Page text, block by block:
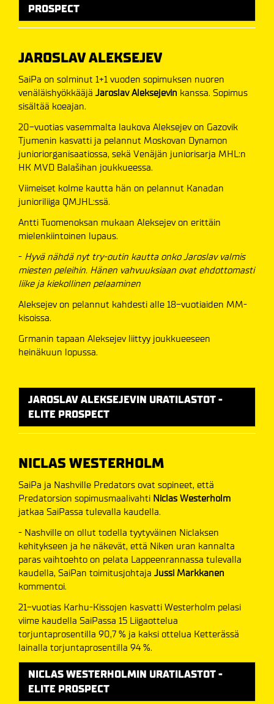
PROSPECT
JAROSLAV ALEKSEJEV
SaiPa on solminut 1+1 vuoden sopimuksen nuoren
venäläishyökkääjä Jaroslav Aleksejevin kanssa. Sopimus
sisältää koeajan.
20-vuotias vasemmalta laukova Aleksejev on Gazovik
Tjumenin kasvatti ja pelannut Moskovan Dynamon
junioriorganisaatiossa, sekä Venäjän juniorisarja MHL:n
HK MVD Balašihan joukkueessa.
Viimeiset kolme kautta hän on pelannut Kanadan
junioriliiga QMJHL:ssä.
Antti Tuomenoksan mukaan Aleksejev on erittäin
mielenkiintoinen lupaus.
- Hyvä nähdä nyt try-outin kautta onko Jaroslav valmis
miesten peleihin. Hänen vahvuuksiaan ovat ehdottomasti
liike ja kiekollinen pelaaminen
Aleksejev on pelannut kahdesti alle 18-vuotiaiden MM-
kisoissa.
Grmanin tapaan Aleksejev liittyy joukkueeseen
heinäkuun lopussa.
JAROSLAV ALEKSEJEVIN URATILASTOT -
ELITE PROSPECT
NICLAS WESTERHOLM
SaiPa ja Nashville Predators ovat sopineet, että
Predatorsion sopimusmaalivahti Niclas Westerholm
jatkaa SaiPassa tulevalla kaudella.
- Nashville on ollut todella tyytyväinen Niclaksen
kehitykseen ja he näkevät, että Niken uran kannalta
paras vaihtoehto on pelata Lappeenrannassa tulevalla
kaudella, SaiPan toimitusjohtaja Jussi Markkanen
kommentoi.
21-vuotias Karhu-Kissojen kasvatti Westerholm pelasi
viime kaudella SaiPassa 15 Liigaottelua
torjuntaprosentilla 90,7 % ja kaksi ottelua Ketterässä
lainalla torjuntaprosentilla 94 %.
NICLAS WESTERHOLMIN URATILASTOT -
ELITE PROSPECT